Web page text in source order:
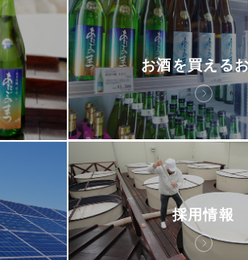
お酒を買える
採用情報